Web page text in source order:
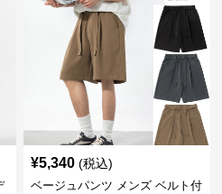
¥5,340 (税込)
ベージュパンツ メンズ ベルト付